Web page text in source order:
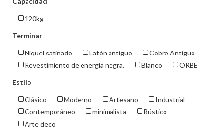
120kg
Terminar
Níquel satinado Latón antiguo
Cobre Antiguo
Revestimiento de energía negra.
Blanco ORBE
Estilo
Clásico Moderno Artesano
Industrial
Contemporáneo
minimalista
Rústico
Arte deco